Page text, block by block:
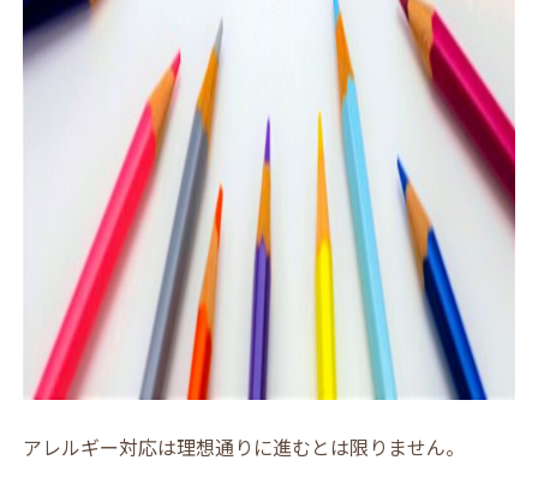
アレルギー対応は理想通りに進むとは限りません。